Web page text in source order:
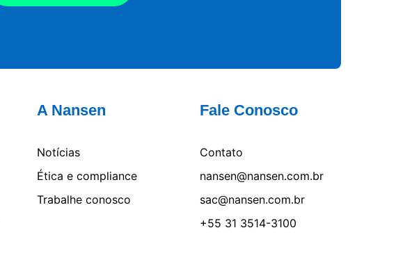
A Nansen
Notícias
Ética e compliance
Trabalhe conosco
Fale Conosco
Contato
nansen@nansen.com.br
sac@nansen.com.br
+55 31 3514-3100